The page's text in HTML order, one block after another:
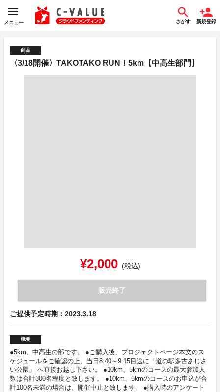
メニュー さがす 新規登録
商品
〈3/18開催〉TAKOTAKO RUN！5km【中高生部門】
¥2,000 (税込)
販売終了
ご提供予定時期：2023.3.18
概要
●5km、中高生の部です。 ●ご購入後、プロジェクトページ本文のス
ケジュールをご確認の上、当日8:40～9:15目途に「道の駅多古あじさ
い公園」 へ直接お越し下さい。 ●10km、5kmのコースの最大参加人
数は合計300名程度と致します。 ●10km、5kmのコースのお申込が合
計100名未満の場合は、開催中止と致します。 ●購入時のアンケート